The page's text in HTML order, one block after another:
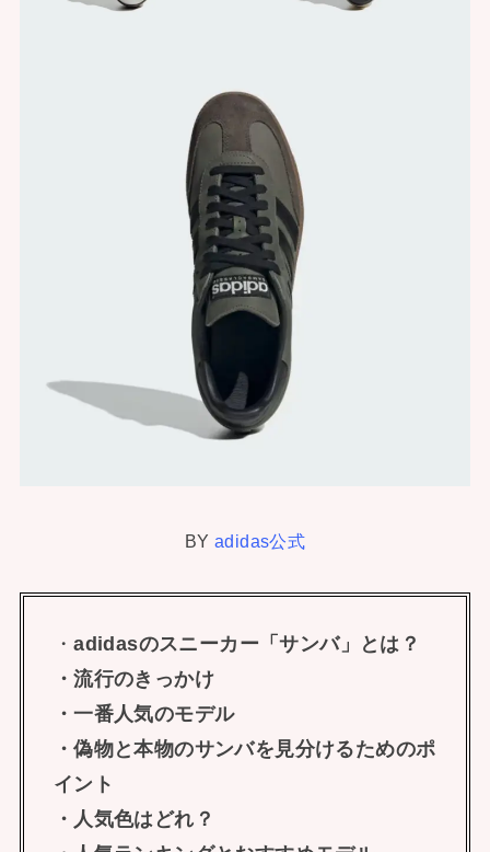
BY adidas公式
・adidasのスニーカー「サンバ」とは？
・流行のきっかけ
・一番人気のモデル
・偽物と本物のサンバを見分けるためのポ
イント
・人気色はどれ？